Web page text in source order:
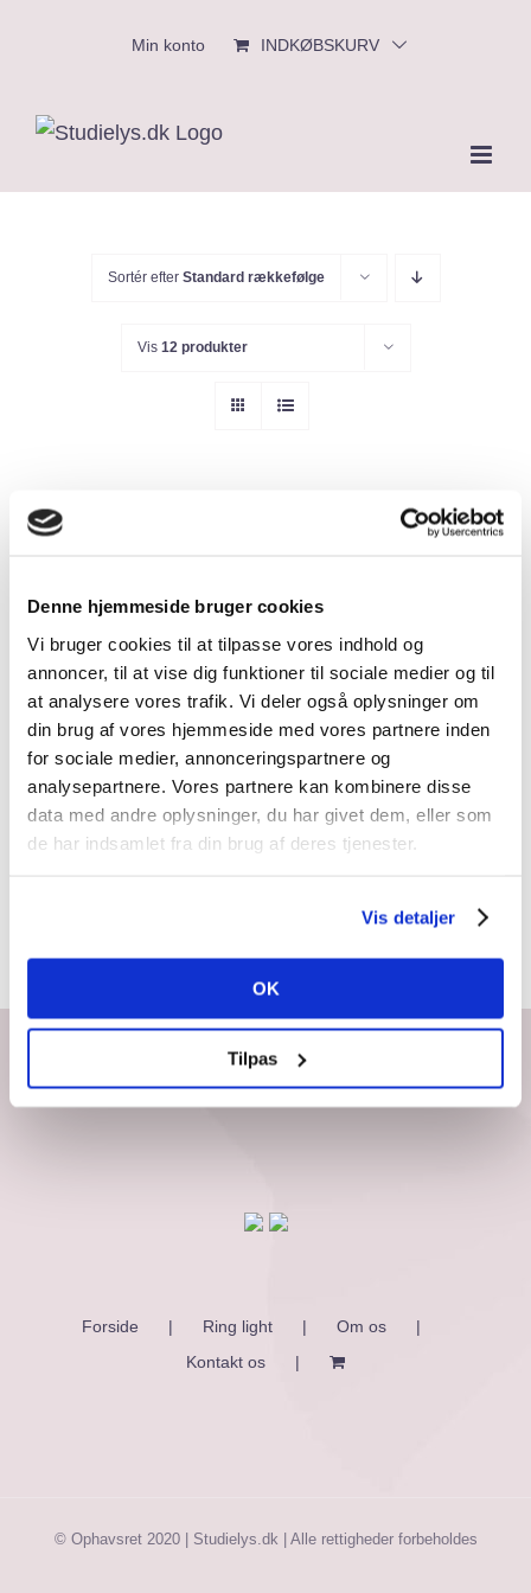
Denne hjemmeside bruger cookies
Vi bruger cookies til at tilpasse vores indhold og
annoncer, til at vise dig funktioner til sociale medier og til
at analysere vores trafik. Vi deler også oplysninger om
din brug af vores hjemmeside med vores partnere inden
for sociale medier, annonceringspartnere og
analysepartnere. Vores partnere kan kombinere disse
data med andre oplysninger, du har givet dem, eller som
de har indsamlet fra din brug af deres tjenester.
Vis detaljer
OK
Tilpas
Min konto INDKØBSKURV
Sortér efter Standard rækkefølge
Vis 12 produkter
MULIGHEDER
DETALJER
LED Ring
light
349,00kr. –
349,00 kr.
til
Forside Ring light
Om os
Kontakt os
© Ophavsret 2020 | Studielys.dk | Alle rettigheder forbeholdes